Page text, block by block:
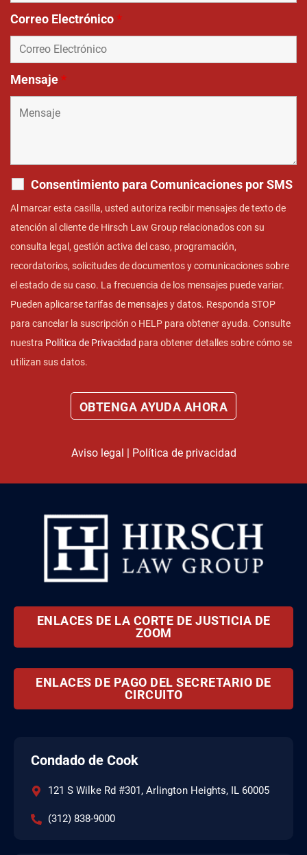
Correo Electrónico*
Mensaje*
Consentimiento para Comunicaciones por SMS
Al marcar esta casilla, usted autoriza recibir mensajes de texto de
atención al cliente de Hirsch Law Group relacionados con su
consulta legal, gestión activa del caso, programación,
recordatorios, solicitudes de documentos y comunicaciones sobre
el estado de su caso. La frecuencia de los mensajes puede variar.
Pueden aplicarse tarifas de mensajes y datos. Responda STOP
para cancelar la suscripción o HELP para obtener ayuda. Consulte
nuestra Política de Privacidad para obtener detalles sobre cómo se
utilizan sus datos.
Aviso legal | Política de privacidad
ENLACES DE LA CORTE DE JUSTICIA DE
ZOOM
ENLACES DE PAGO DEL SECRETARIO DE
CIRCUITO
Condado de Cook
121 S Wilke Rd #301, Arlington Heights, IL 60005
(312) 838-9000